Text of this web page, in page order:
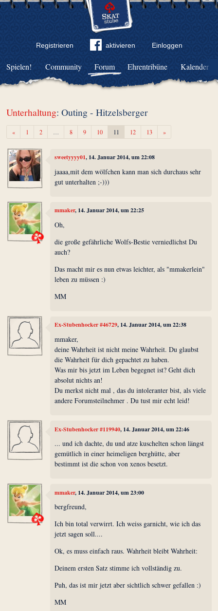
Registrieren aktivieren Einloggen
Community Forum Ehrentribüne Kalender
Spielen!
Unterhaltung: Outing - Hitzelsberger
«Zurück1 2 … 8 9 10 11 12 13 »Weiter
sweetyyyy01, 14. Januar 2014, um 22:08
jaaaa,mit dem wölfchen kann man sich durchaus sehr
gut unterhalten ;-)))
mmaker, 14. Januar 2014, um 22:25
Oh,
die große gefährliche Wolfs-Bestie verniedlichst Du
auch?
Das macht mir es nun etwas leichter, als "mmakerlein"
leben zu müssen :)
MM
Ex-Stubenhocker #46729, 14. Januar 2014, um 22:38
mmaker,
deine Wahrheit ist nicht meine Wahrheit. Du glaubst
die Wahrheit für dich gepachtet zu haben.
Was mir bis jetzt im Leben begegnet ist? Geht dich
absolut nichts an!
Du merkst nicht mal , das du intoleranter bist, als viele
andere Forumsteilnehmer . Du tust mir echt leid!
Ex-Stubenhocker #119940, 14. Januar 2014, um 22:46
... und ich dachte, du und atze kuschelten schon längst
gemütlich in einer heimeligen berghütte, aber
bestimmt ist die schon von xenos besetzt.
mmaker, 14. Januar 2014, um 23:00
bergfreund,
Ich bin total verwirrt. Ich weiss garnicht, wie ich das
jetzt sagen soll....
Ok, es muss einfach raus. Wahrheit bleibt Wahrheit:
Deinem ersten Satz stimme ich vollständig zu.
Puh, das ist mir jetzt aber sichtlich schwer gefallen :)
MM